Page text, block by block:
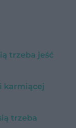
trzeba jeść
karmiącej
trzeba